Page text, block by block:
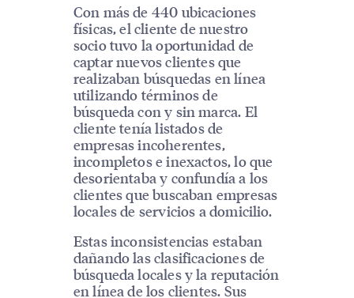
Con más de 440 ubicaciones
físicas, el cliente de nuestro
socio tuvo la oportunidad de
captar nuevos clientes que
realizaban búsquedas en línea
utilizando términos de
búsqueda con y sin marca. El
cliente tenía listados de
empresas incoherentes,
incompletos e inexactos, lo que
desorientaba y confundía a los
clientes que buscaban empresas
locales de servicios a domicilio.
Estas inconsistencias estaban
dañando las clasificaciones de
búsqueda locales y la reputación
en línea de los clientes. Sus